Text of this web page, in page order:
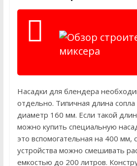
Насадки для блендера
отдельно. Типичная длина
диаметр 160 мм. Если такой
можно купить специальную
это вспомогательная на 400 мм,
устройства можно смешивать
емкостью до 200 литров.